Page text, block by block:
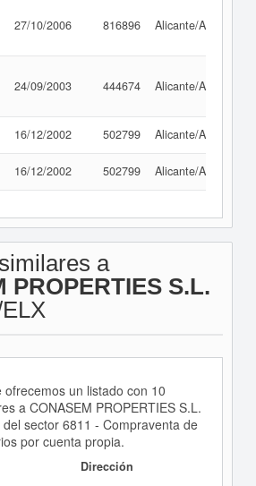
27/10/2006 816896 Alicante/Alacant
24/09/2003 444674 Alicante/Alacant
16/12/2002 502799 Alicante/Alacant
16/12/2002 502799 Alicante/Alacant
a
PROPERTIES S.L.
ofrecemos un listado con 10
a CONASEM PROPERTIES S.L.
del sector 6811 - Compraventa de
por cuenta propia.
Dirección